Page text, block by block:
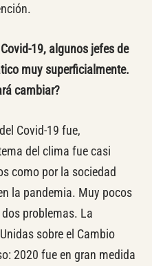
Covid-19, algunos jefes de
muy superficialmente.
cambiar?
Covid-19 fue,
del clima fue casi
como por la sociedad
la pandemia. Muy pocos
problemas. La
sobre el Cambio
2020 fue en gran medida